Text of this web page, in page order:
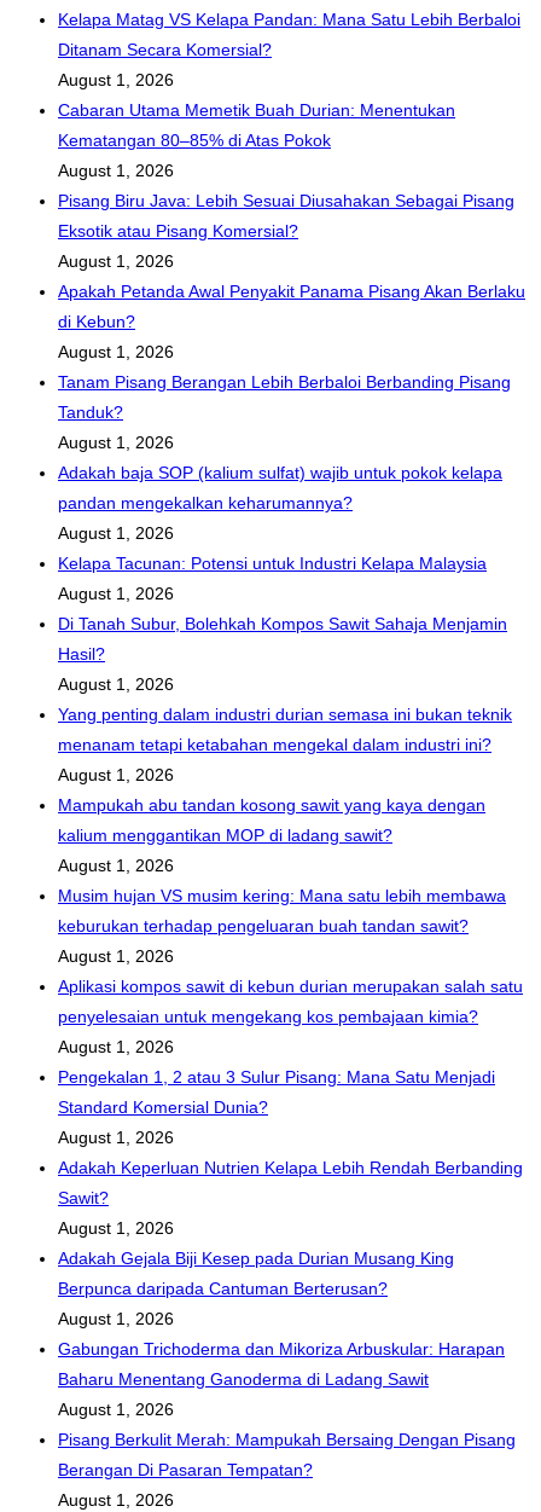
Kelapa Matag VS Kelapa Pandan: Mana Satu Lebih Berbaloi
Ditanam Secara Komersial?
August 1, 2026
Cabaran Utama Memetik Buah Durian: Menentukan
Kematangan 80–85% di Atas Pokok
August 1, 2026
Pisang Biru Java: Lebih Sesuai Diusahakan Sebagai Pisang
Eksotik atau Pisang Komersial?
August 1, 2026
Apakah Petanda Awal Penyakit Panama Pisang Akan Berlaku
di Kebun?
August 1, 2026
Tanam Pisang Berangan Lebih Berbaloi Berbanding Pisang
Tanduk?
August 1, 2026
Adakah baja SOP (kalium sulfat) wajib untuk pokok kelapa
pandan mengekalkan keharumannya?
August 1, 2026
Kelapa Tacunan: Potensi untuk Industri Kelapa Malaysia
August 1, 2026
Di Tanah Subur, Bolehkah Kompos Sawit Sahaja Menjamin
Hasil?
August 1, 2026
Yang penting dalam industri durian semasa ini bukan teknik
menanam tetapi ketabahan mengekal dalam industri ini?
August 1, 2026
Mampukah abu tandan kosong sawit yang kaya dengan
kalium menggantikan MOP di ladang sawit?
August 1, 2026
Musim hujan VS musim kering: Mana satu lebih membawa
keburukan terhadap pengeluaran buah tandan sawit?
August 1, 2026
Aplikasi kompos sawit di kebun durian merupakan salah satu
penyelesaian untuk mengekang kos pembajaan kimia?
August 1, 2026
Pengekalan 1, 2 atau 3 Sulur Pisang: Mana Satu Menjadi
Standard Komersial Dunia?
August 1, 2026
Adakah Keperluan Nutrien Kelapa Lebih Rendah Berbanding
Sawit?
August 1, 2026
Adakah Gejala Biji Kesep pada Durian Musang King
Berpunca daripada Cantuman Berterusan?
August 1, 2026
Gabungan Trichoderma dan Mikoriza Arbuskular: Harapan
Baharu Menentang Ganoderma di Ladang Sawit
August 1, 2026
Pisang Berkulit Merah: Mampukah Bersaing Dengan Pisang
Berangan Di Pasaran Tempatan?
August 1, 2026